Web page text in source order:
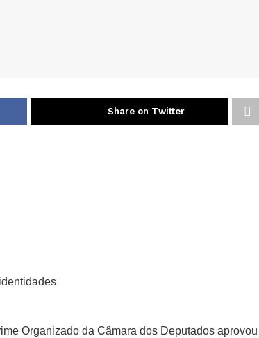
Share on Twitter
Organizado da Câmara dos Deputados aprovou